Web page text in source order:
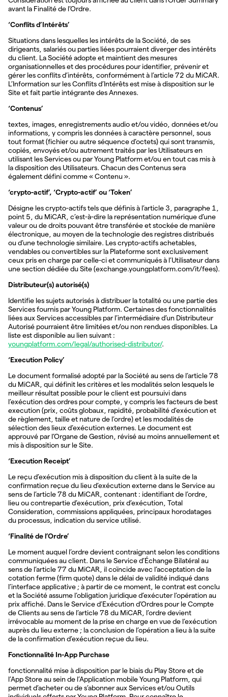
avant la Finalité de l’Ordre.
‘Conflits d’Intérêts’
Situations dans lesquelles les intérêts de la Société, de ses
dirigeants, salariés ou parties liées pourraient diverger des intérêts
du client. La Société adopte et maintient des mesures
organisationnelles et des procédures pour identifier, prévenir et
gérer les conflits d’intérêts, conformément à l’article 72 du MiCAR.
L’Information sur les Conflits d’Intérêts est mise à disposition sur le
Site et fait partie intégrante des Annexes.
‘Contenus’
textes, images, enregistrements audio et/ou vidéo, données et/ou
informations, y compris les données à caractère personnel, sous
tout format (fichier ou autre séquence d’octets) qui sont transmis,
copiés, envoyés et/ou autrement traités par les Utilisateurs en
utilisant les Services ou par Young Platform et/ou en tout cas mis à
la disposition des Utilisateurs. Chacun des Contenus sera
également défini comme « Contenu ».
‘crypto-actif’, ‘Crypto-actif’ ou ‘Token’
Désigne les crypto-actifs tels que définis à l’article 3, paragraphe 1,
point 5, du MiCAR, c’est-à-dire la représentation numérique d’une
valeur ou de droits pouvant être transférée et stockée de manière
électronique, au moyen de la technologie des registres distribués
ou d’une technologie similaire. Les crypto-actifs achetables,
vendables ou convertibles sur la Plateforme sont exclusivement
ceux pris en charge par celle-ci et communiqués à l’Utilisateur dans
une section dédiée du Site (exchange.youngplatform.com/it/fees).
Distributeur(s) autorisé(s)
Identifie les sujets autorisés à distribuer la totalité ou une partie des
Services fournis par Young Platform. Certaines des fonctionnalités
liées aux Services accessibles par l’intermédiaire d’un Distributeur
Autorisé pourraient être limitées et/ou non rendues disponibles. La
liste est disponible au lien suivant :
youngplatform.com/legal/authorised-distributor/.
‘Execution Policy’
Le document formalisé adopté par la Société au sens de l’article 78
du MiCAR, qui définit les critères et les modalités selon lesquels le
meilleur résultat possible pour le client est poursuivi dans
l’exécution des ordres pour compte, y compris les facteurs de best
execution (prix, coûts globaux, rapidité, probabilité d’exécution et
de règlement, taille et nature de l’ordre) et les modalités de
sélection des lieux d’exécution externes. Le document est
approuvé par l’Organe de Gestion, révisé au moins annuellement et
mis à disposition sur le Site.
‘Execution Receipt’
Le reçu d’exécution mis à disposition du client à la suite de la
confirmation reçue du lieu d’exécution externe dans le Service au
sens de l’article 78 du MiCAR, contenant : identifiant de l’ordre,
lieu ou contrepartie d’exécution, prix d’exécution, Total
Consideration, commissions appliquées, principaux horodatages
du processus, indication du service utilisé.
‘Finalité de l’Ordre’
Le moment auquel l’ordre devient contraignant selon les conditions
communiquées au client. Dans le Service d’Échange Bilatéral au
sens de l’article 77 du MiCAR, il coïncide avec l’acceptation de la
cotation ferme (firm quote) dans le délai de validité indiqué dans
l’interface applicative ; à partir de ce moment, le contrat est conclu
et la Société assume l’obligation juridique d’exécuter l’opération au
prix affiché. Dans le Service d’Exécution d’Ordres pour le Compte
de Clients au sens de l’article 78 du MiCAR, l’ordre devient
irrévocable au moment de la prise en charge en vue de l’exécution
auprès du lieu externe ; la conclusion de l’opération a lieu à la suite
de la confirmation d’exécution reçue du lieu.
Fonctionnalité In-App Purchase
fonctionnalité mise à disposition par le biais du Play Store et de
l’App Store au sein de l’Application mobile Young Platform, qui
permet d’acheter ou de s’abonner aux Services et/ou Outils